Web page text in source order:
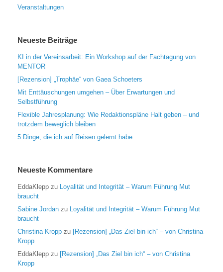
Veranstaltungen
Neueste Beiträge
KI in der Vereinsarbeit: Ein Workshop auf der Fachtagung von
MENTOR
[Rezension] „Trophäe“ von Gaea Schoeters
Mit Enttäuschungen umgehen – Über Erwartungen und
Selbstführung
Flexible Jahresplanung: Wie Redaktionspläne Halt geben – und
trotzdem beweglich bleiben
5 Dinge, die ich auf Reisen gelernt habe
Neueste Kommentare
EddaKlepp zu Loyalität und Integrität – Warum Führung Mut
braucht
Sabine Jordan zu Loyalität und Integrität – Warum Führung Mut
braucht
Christina Kropp zu [Rezension] „Das Ziel bin ich“ – von Christina
Kropp
EddaKlepp zu [Rezension] „Das Ziel bin ich“ – von Christina
Kropp